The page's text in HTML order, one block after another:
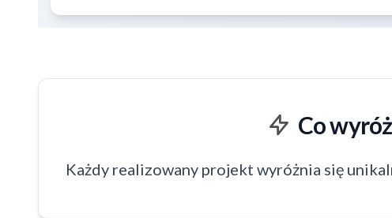
Co
Każdy realizowany projekt wyróżnia się